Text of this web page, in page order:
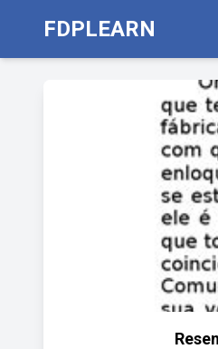
FDPLEARN